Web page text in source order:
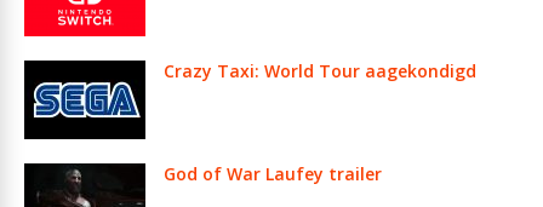
Crazy Taxi: World Tour aagekondigd
God of War Laufey trailer